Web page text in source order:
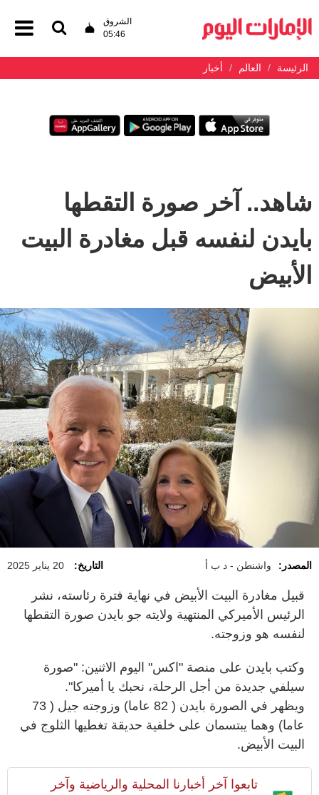
الشروق
05:46
الرئيسة العالم أخبار
شاهد.. آخر صورة التقطها
بايدن لنفسه قبل مغادرة البيت
الأبيض
المصدر: واشنطن - د ب أ التاريخ: 20 يناير 2025
قبيل مغادرة البيت الأبيض في نهاية فترة رئاسته، نشر
الرئيس الأميركي المنتهية ولايته جو بايدن صورة التقطها
لنفسه هو وزوجته.
وكتب بايدن على منصة "اكس" اليوم الاثنين: "صورة
سيلفي جديدة من أجل الرحلة، نحبك يا أميركا".
ويظهر في الصورة بايدن ( 82 عاما) وزوجته جيل ( 73
عاما) وهما يبتسمان على خلفية حديقة تغطيها الثلوج في
البيت الأبيض.
تابعوا آخر أخبارنا المحلية والرياضية وآخر